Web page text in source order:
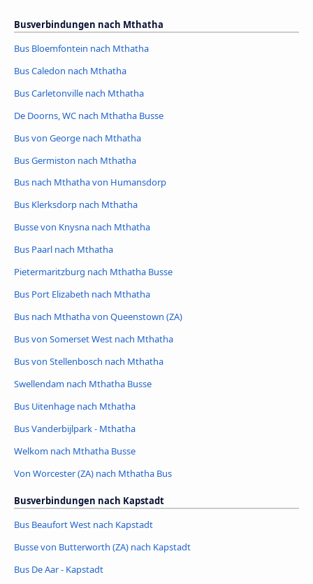
Busverbindungen nach Mthatha
Bus Bloemfontein nach Mthatha
Bus Caledon nach Mthatha
Bus Carletonville nach Mthatha
De Doorns, WC nach Mthatha Busse
Bus von George nach Mthatha
Bus Germiston nach Mthatha
Bus nach Mthatha von Humansdorp
Bus Klerksdorp nach Mthatha
Busse von Knysna nach Mthatha
Bus Paarl nach Mthatha
Pietermaritzburg nach Mthatha Busse
Bus Port Elizabeth nach Mthatha
Bus nach Mthatha von Queenstown (ZA)
Bus von Somerset West nach Mthatha
Bus von Stellenbosch nach Mthatha
Swellendam nach Mthatha Busse
Bus Uitenhage nach Mthatha
Bus Vanderbijlpark - Mthatha
Welkom nach Mthatha Busse
Von Worcester (ZA) nach Mthatha Bus
Busverbindungen nach Kapstadt
Bus Beaufort West nach Kapstadt
Busse von Butterworth (ZA) nach Kapstadt
Bus De Aar - Kapstadt